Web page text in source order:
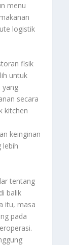
menu
logistik
fisik
untuk
yang
secara
kitchen
keinginan
lebih
tentang
balik
itu, masa
pada